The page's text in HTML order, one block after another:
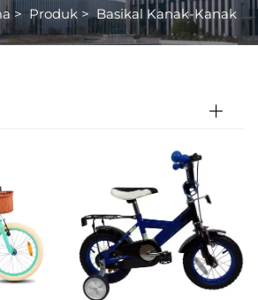
> Produk >Basikal Kanak-Kanak